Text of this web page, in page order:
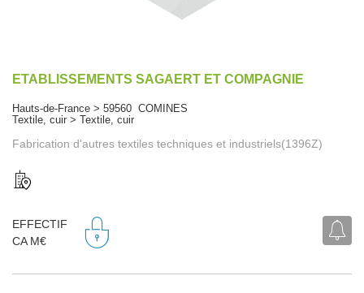
ETABLISSEMENTS SAGAERT ET COMPAGNIE
Hauts-de-France > 59560 COMINES
Textile, cuir > Textile, cuir
Fabrication d'autres textiles techniques et industriels(1396Z)
EFFECTIF
CA M€